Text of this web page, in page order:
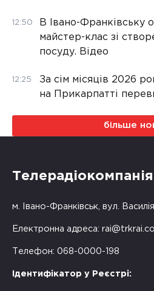
12:50
В Івано-Франківську
майстер-клас зі
посуду. Відео
12:25
За сім місяців 2026
на Прикарпатті
більше
Телерадіокомпанія
м. Івано-Франківськ, вул.
Електронна адреса:
Телефон: 068-0000-198
Ідентифікатор у Реєстрі: